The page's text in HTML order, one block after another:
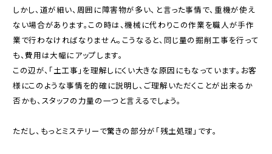
しかし、道が細い、周囲に障害物が多い、と言った事情で、重機が使え
ない場合があります。この時は、機械に代わりこの作業を職人が手作
業で行わなければなりません。こうなると、同じ量の掘削工事を行って
も、費用は大幅にアップします。
この辺が、「土工事」を理解しにくい大きな原因にもなっています。お客
様にこのような事情を的確に説明し、ご理解いただくことが出来るか
否かも、スタッフの力量の一つと言えるでしょう。
ただし、もっとミステリーで驚きの部分が「残土処理」です。